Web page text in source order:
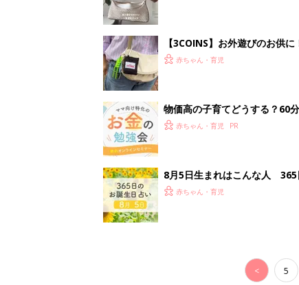
【3COINS】お外遊びのお供
ート」
赤ちゃん・育児
物価高の子育てどうする？60
赤ちゃん・育児
8月5日生まれはこんな人 365
赤ちゃん・育児
< 5